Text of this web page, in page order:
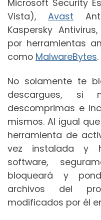
Microsoft Security
Vista),Avast
Kaspersky
por herramientas
como MalwareBytes.
No solamente te
descargues, si
descomprimas e
mismos. Al igual
herramienta de
vez instalada y
software,
bloqueará y
archivos del
modificados por él